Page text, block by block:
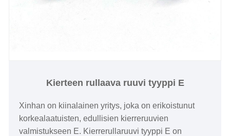
Kierteen rullaava ruuvi tyyppi E
Xinhan on kiinalainen yritys, joka on erikoistunut
korkealaatuisten, edullisien kierreruuvien
valmistukseen E. Kierrerullaruuvi tyyppi E on